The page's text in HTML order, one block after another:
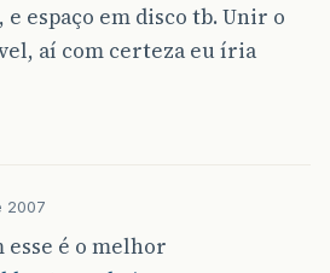
espaço em disco tb. Unir o
aí com certeza eu íria
2007
esse é o melhor